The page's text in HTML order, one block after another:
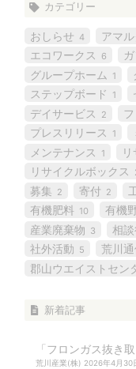
カテゴリー
おしらせ 4 アマル
エコワークス 6
グループホーム 1
ステップボード 1
デイサービス 2
プレスリリース 1
メンテナンス 1
リサイクルボックス
募集 2 寄付 2
有機肥料 10 有機
産業廃棄物 3 相
社外活動 5 荒川
郡山ウエイストセン
新着記事
「フロンガス抜き
荒川産業(株) 2026年4月30